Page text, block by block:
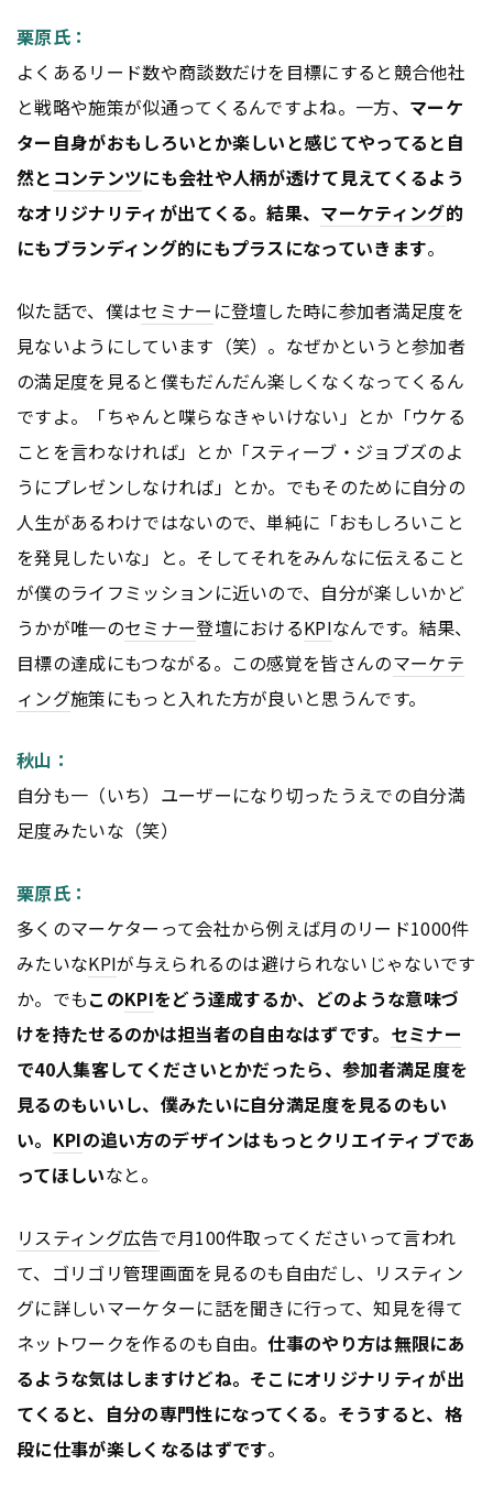
栗原氏：
よくあるリード数や商談数だけを目標にすると競合他社
と戦略や施策が似通ってくるんですよね。一方、 マーケ
ター自身がおもしろいとか楽しいと感じてやってると自
然と コンテンツにも会社や人柄が透けて見えてくるよう
なオリジナリティが出てくる。結果、 マーケティング的
にもブランディング的にもプラスになっていきます。
似た話で、僕はセミナー に登壇した時に参加者満足度を
見ないようにしています（笑）。なぜかというと参加者
の満足度を見ると僕もだんだん楽しくなくなってくるん
ですよ。「ちゃんと喋らなきゃいけない」とか「ウケる
ことを言わなければ」とか「スティーブ・ジョブズのよ
うにプレゼンしなければ」とか。でもそのために自分の
人生があるわけではないので、単純に「おもしろいこと
を発見したいな」と。そしてそれをみんなに伝えること
が僕のライフミッションに近いので、自分が楽しいかど
うかが唯一のセミナー登壇におけるKPIなんです。結果、
目標の達成にもつながる。この感覚を皆さんのマーケテ
ィング施策にもっと入れた方が良いと思うんです。
秋山：
自分も一（いち）ユーザーになり切ったうえでの自分満
足度みたいな（笑）
栗原氏：
多くのマーケターって会社から例えば月のリード1000件
みたいなKPIが与えられるのは避けられないじゃないです
か。でもこのKPIをどう達成するか、どのような意味づ
けを持たせるのかは担当者の自由なはずです。 セミナー
で40人集客してくださいとかだったら、参加者満足度を
見るのもいいし、僕みたいに自分満足度を見るのもい
い。 KPIの追い方のデザインはもっとクリエイティブであ
ってほしいなと。
リスティング広告で月100件取ってくださいって言われ
て、ゴリゴリ管理画面を見るのも自由だし、リスティン
グに詳しいマーケターに話を聞きに行って、知見を得て
ネットワークを作るのも自由。仕事のやり方は無限にあ
るような気はしますけどね。そこにオリジナリティが出
てくると、自分の専門性になってくる。そうすると、格
段に仕事が楽しくなるはずです。